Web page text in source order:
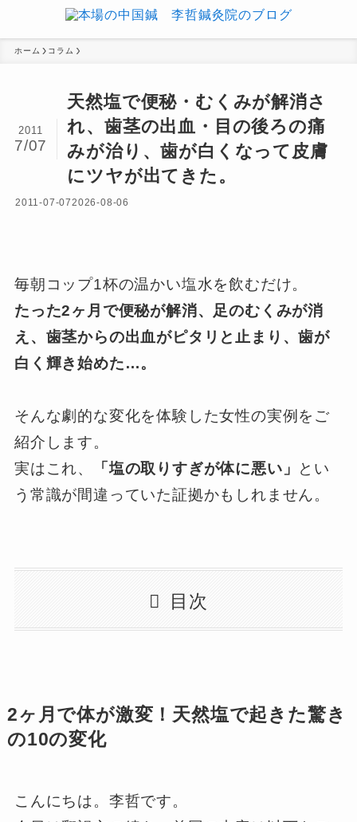
ホーム コラム
天然塩で便秘・むくみが解消さ
れ、歯茎の出血・目の後ろの痛
みが治り、歯が白くなって皮膚
にツヤが出てきた。
2011
7/07
2011-07-072026-08-06
毎朝コップ1杯の温かい塩水を飲むだけ。
たった2ヶ月で便秘が解消、足のむくみが消
え、歯茎からの出血がピタリと止まり、歯が
白く輝き始めた…。
そんな劇的な変化を体験した女性の実例をご
紹介します。
実はこれ、
「塩の取りすぎが体に悪い」
とい
う常識が間違っていた証拠かもしれません。
目次
2ヶ月で体が激変！天然塩で起きた驚き
の10の変化
こんにちは。李哲です。